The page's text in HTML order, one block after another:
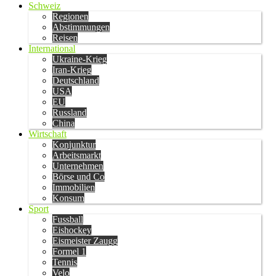
Schweiz
Regionen
Abstimmungen
Reisen
International
Ukraine-Krieg
Iran-Krieg
Deutschland
USA
EU
Russland
China
Wirtschaft
Konjunktur
Arbeitsmarkt
Unternehmen
Börse und Co
Immobilien
Konsum
Sport
Fussball
Eishockey
Eismeister Zaugg
Formel 1
Tennis
Velo